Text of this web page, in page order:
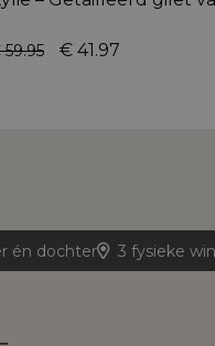
€ 41.97
én dochter 3 fysieke